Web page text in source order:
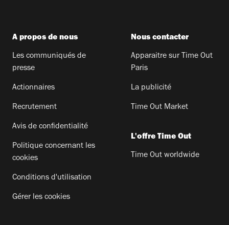
A propos de nous
Les communiqués de
presse
Actionnaires
Recrutement
Avis de confidentialité
Politique concernant les
cookies
Conditions d'utilisation
Gérer les cookies
Nous contacter
Apparaitre sur Time Out
Paris
La publicité
Time Out Market
L'offre Time Out
Time Out worldwide